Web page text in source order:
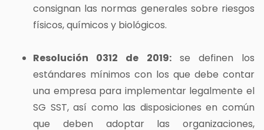
consignan las normas generales sobre riesgos
físicos, químicos y biológicos.
Resolución 0312 de 2019:se definen los
estándares mínimos con los que debe contar
una empresa para implementar legalmente el
SG SST, así como las disposiciones en común
que deben adoptar las organizaciones,